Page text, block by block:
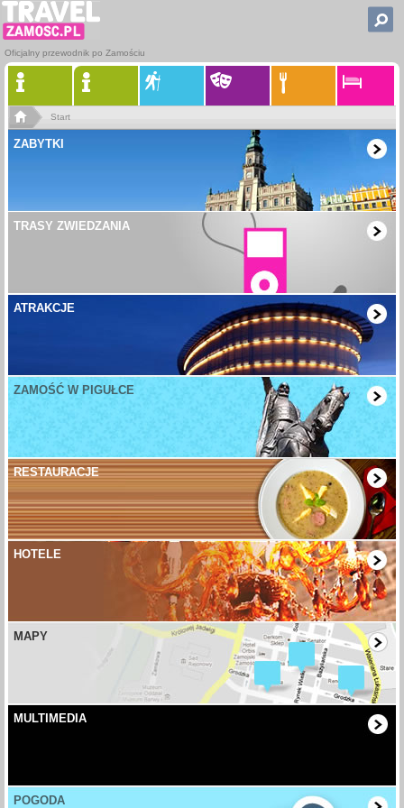
Oficjalny przewodnik po Zamościu
Start
ZABYTKI
TRASY ZWIEDZANIA
ATRAKCJE
ZAMOŚĆ W PIGUŁCE
RESTAURACJE
HOTELE
MAPY
MULTIMEDIA
POGODA